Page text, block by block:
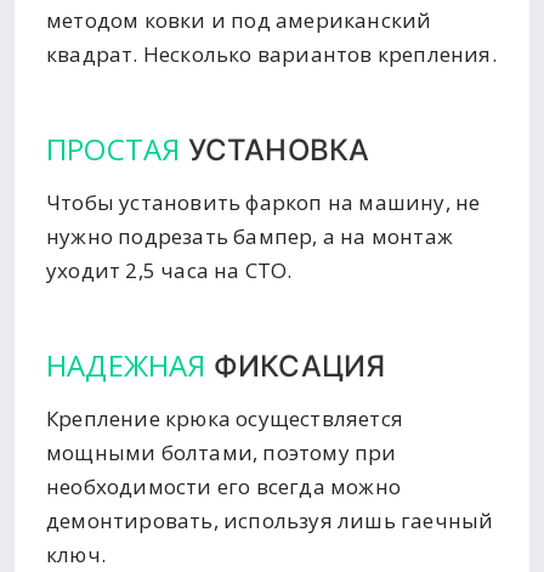
методом ковки и под американский
квадрат. Несколько вариантов крепления.
ПРОСТАЯ УСТАНОВКА
Чтобы установить фаркоп на машину, не
нужно подрезать бампер, а на монтаж
уходит 2,5 часа на СТО.
НАДЕЖНАЯ ФИКСАЦИЯ
Крепление крюка осуществляется
мощными болтами, поэтому при
необходимости его всегда можно
демонтировать, используя лишь гаечный
ключ.